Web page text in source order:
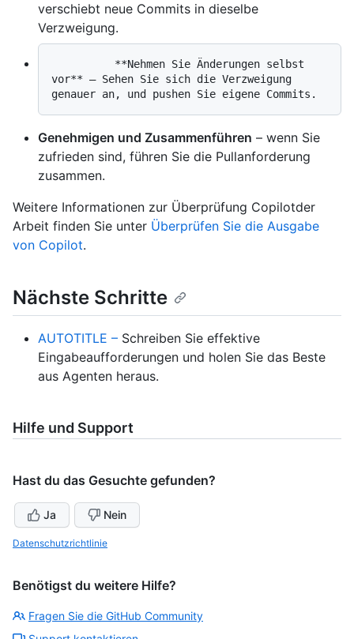
verschiebt neue Commits in dieselbe
Verzweigung.
vor** – Sehen Sie sich die Verzweigung
Genehmigen und Zusammenführen – wenn Sie
zufrieden sind, führen Sie die Pullanforderung
zusammen.
Weitere Informationen zur Überprüfung Copilotder
Arbeit finden Sie unter Überprüfen Sie die Ausgabe
von Copilot.
Nächste Schritte
AUTOTITLE – Schreiben Sie effektive
Eingabeaufforderungen und holen Sie das Beste
aus Agenten heraus.
Hilfe und Support
Hast du das Gesuchte gefunden?
Ja Nein
Datenschutzrichtlinie
Benötigst du weitere Hilfe?
Fragen Sie die GitHub Community